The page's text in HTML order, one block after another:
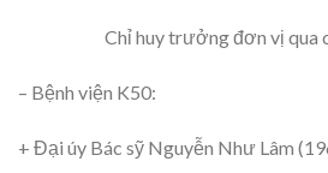
Chỉ huy trưởng đơn vị qua
– Bệnh viện K50:
+ Đại úy Bác sỹ Nguyễn Như Lâm